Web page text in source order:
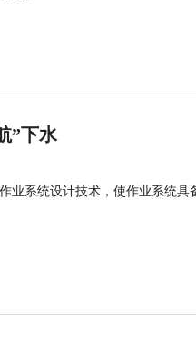
”下水
系统设计技术，使作业系统具